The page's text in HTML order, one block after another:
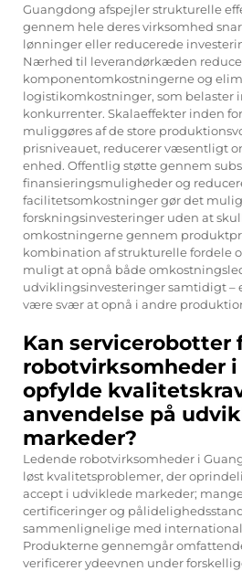
Guangdong afspejler strukturelle
gennem hele deres virksomhed
lønninger eller reducerede
Nærhed til leverandørkæden
komponentomkostningerne og
logistikomkostninger, som belaster
konkurrenter. Skalaeffekter inden
muliggøres af de store
prisniveauet, reducerer væsentligt
enhed. Offentlig støtte gennem
finansieringsmuligheder og
facilitetsomkostninger gør det
forskningsinvesteringer uden at
omkostningerne gennem
kombination af strukturelle fordele
muligt at opnå både
udviklingsinvesteringer samtidigt –
være svær at opnå i andre
Kan servicerobotter
robotvirksomheder i
opfylde
anvendelse på
markeder?
Ledende robotvirksomheder i
løst kvalitetsproblemer, der
accept i udviklede markeder;
certificeringer og
sammenlignelige med
Produkterne gennemgår
verificerer ydeevnen under